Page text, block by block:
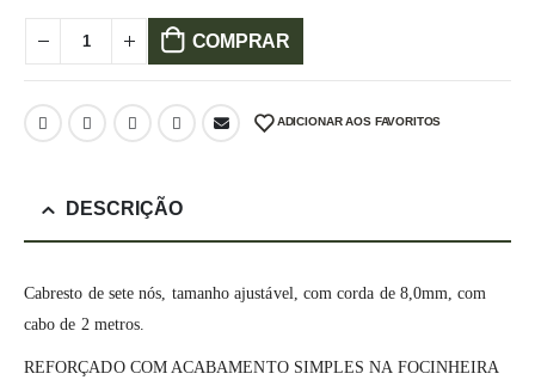
COMPRAR
ADICIONAR AOS FAVORITOS
DESCRIÇÃO
Cabresto de sete nós, tamanho ajustável, com corda de 8,0mm, com
cabo de 2 metros.
REFORÇADO COM ACABAMENTO SIMPLES NA FOCINHEIRA